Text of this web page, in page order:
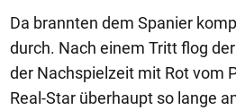
Da brannten dem Spanier
durch. Nach einem Tritt flog
der Nachspielzeit mit Rot vom
Real-Star überhaupt so lange